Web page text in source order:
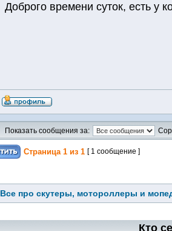
Доброго времени суток, есть у
Показать сообщения за:
Страница 1 из 1 [ 1 сообщение ]
Все про скутеры, мотороллеры и
Кто